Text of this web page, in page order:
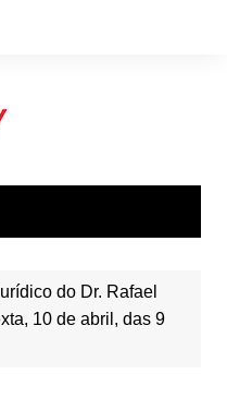
do Dr. Rafael
10 de abril, das 9